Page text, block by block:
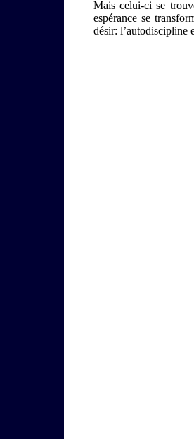
Mais celui-ci se
espérance se
désir: l’autodiscipline